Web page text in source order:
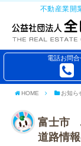
不動産業開
電話お問合
HOME お知ら
富士市
道路情